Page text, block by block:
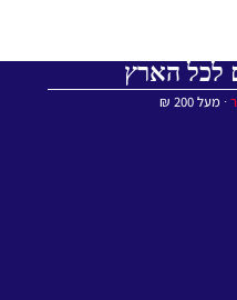
לכל הארץ
∙ מעל 200 ₪